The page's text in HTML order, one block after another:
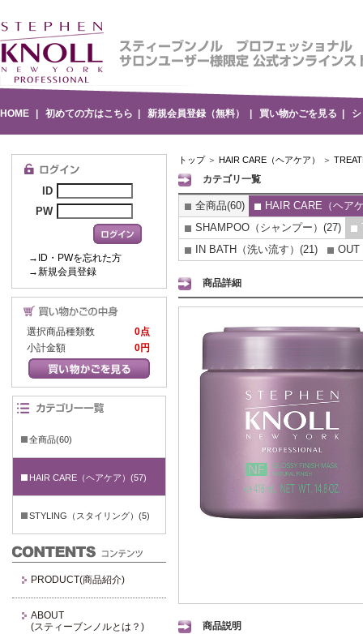
HOME 初めての方はこちら 新規会員登録（無料） 買い物かごを見る
ID
PW
→ID・PWを忘れた方
→新規会員登録
選択商品種類数
0点
小計金額
0円
全商品(60)
HAIR CARE（ヘアケア）(57)
STYLING（スタイリング）(5)
PRODUCT(商品紹介)
ABOUT
(スティーブンノルとは？)
トップ ＞ HAIR CARE（ヘアケア） ＞
カテゴリ一覧
全商品(60)
HAIR CARE（ヘア
SHAMPOO（シャンプー）(27)
IN BATH（洗い流す）(21)
OUT
商品詳細
商品説明